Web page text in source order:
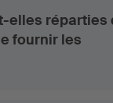
elles réparties
fournir les